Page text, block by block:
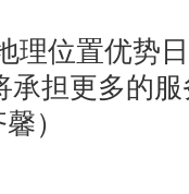
理位置优势
承担更多的
）